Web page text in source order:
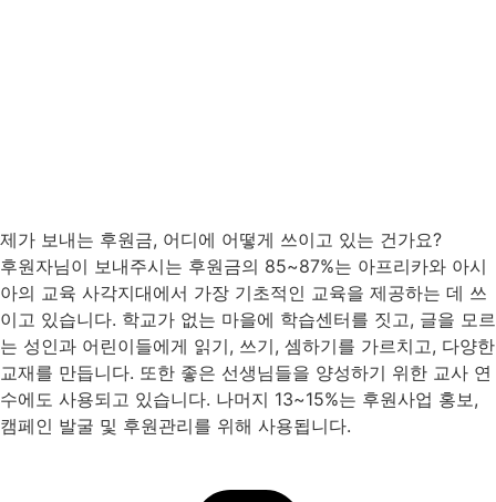
제가 보내는 후원금, 어디에 어떻게 쓰이고 있는 건가요?
후원자님이 보내주시는 후원금의 85~87%는 아프리카와 아시
아의 교육 사각지대에서 가장 기초적인 교육을 제공하는 데 쓰
이고 있습니다. 학교가 없는 마을에 학습센터를 짓고, 글을 모르
는 성인과 어린이들에게 읽기, 쓰기, 셈하기를 가르치고, 다양한
교재를 만듭니다. 또한 좋은 선생님들을 양성하기 위한 교사 연
수에도 사용되고 있습니다. 나머지 13~15%는 후원사업 홍보,
캠페인 발굴 및 후원관리를 위해 사용됩니다.